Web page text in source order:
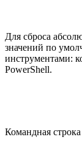
Для сброса
значений по
инструментами:
PowerShell.
Командная